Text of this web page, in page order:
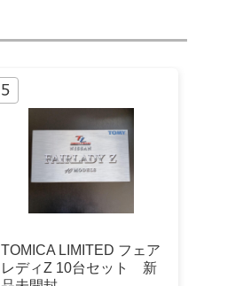
TOMICA LIMITED フェア
レディZ 10台セット 新